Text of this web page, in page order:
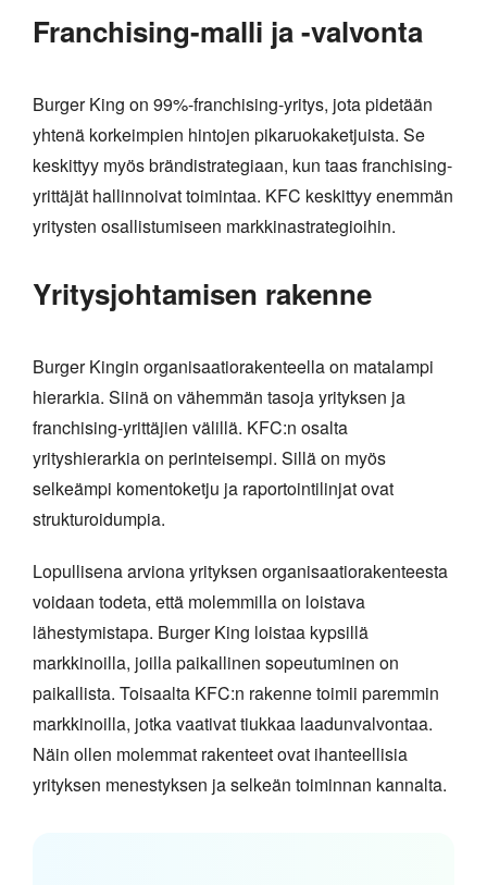
Franchising-malli ja -valvonta
Burger King on 99%-franchising-yritys, jota pidetään
yhtenä korkeimpien hintojen pikaruokaketjuista. Se
keskittyy myös brändistrategiaan, kun taas franchising-
yrittäjät hallinnoivat toimintaa. KFC keskittyy enemmän
yritysten osallistumiseen markkinastrategioihin.
Yritysjohtamisen rakenne
Burger Kingin organisaatiorakenteella on matalampi
hierarkia. Siinä on vähemmän tasoja yrityksen ja
franchising-yrittäjien välillä. KFC:n osalta
yrityshierarkia on perinteisempi. Sillä on myös
selkeämpi komentoketju ja raportointilinjat ovat
strukturoidumpia.
Lopullisena arviona yrityksen organisaatiorakenteesta
voidaan todeta, että molemmilla on loistava
lähestymistapa. Burger King loistaa kypsillä
markkinoilla, joilla paikallinen sopeutuminen on
paikallista. Toisaalta KFC:n rakenne toimii paremmin
markkinoilla, jotka vaativat tiukkaa laadunvalvontaa.
Näin ollen molemmat rakenteet ovat ihanteellisia
yrityksen menestyksen ja selkeän toiminnan kannalta.